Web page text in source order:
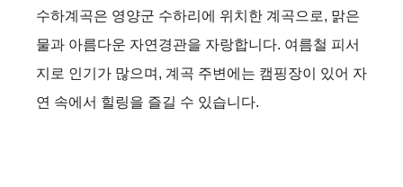
수하계곡은 영양군 수하리에 위치한 계곡으로, 맑은
물과 아름다운 자연경관을 자랑합니다. 여름철 피서
지로 인기가 많으며, 계곡 주변에는 캠핑장이 있어 자
연 속에서 힐링을 즐길 수 있습니다.